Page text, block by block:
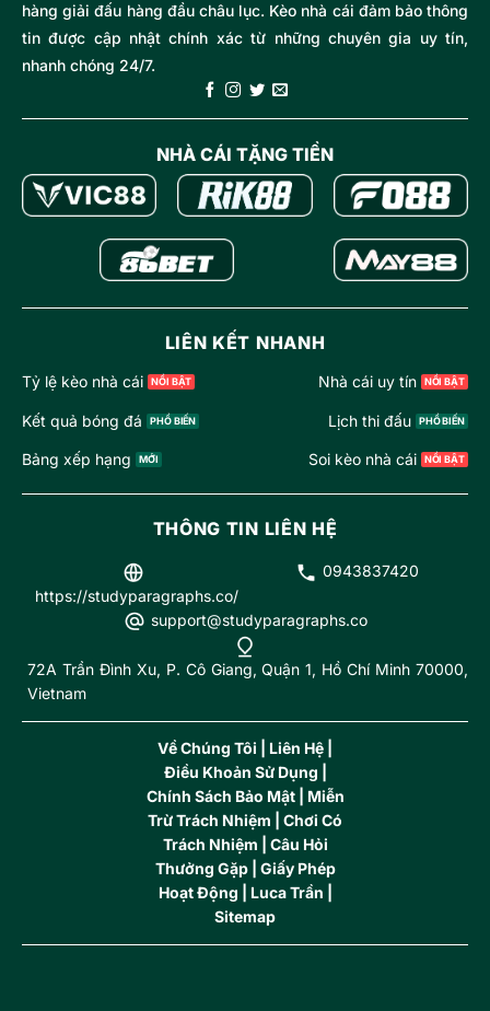
hàng giải đấu hàng đầu châu lục. Kèo nhà cái đảm bảo thông
tin được cập nhật chính xác từ những chuyên gia uy tín,
nhanh chóng 24/7.
LIÊN KẾT NHANH
Tỷ lệ kèo nhà cái Nhà cái uy tín
Kết quả bóng đá Lịch thi đấu
Bảng xếp hạng Soi kèo nhà cái
THÔNG TIN LIÊN HỆ
https://studyparagraphs.co/
0943837420
support@studyparagraphs.co
72A Trần Đình Xu, P. Cô Giang, Quận 1, Hồ Chí Minh 70000,
Vietnam
NHÀ CÁI TẶNG TIỀN
Về Chúng Tôi Liên Hệ
Điều Khoản Sử Dụng
Chính Sách Bảo Mật | Miễn
Trừ Trách Nhiệm
Chơi Có
Trách Nhiệm
Câu Hỏi
Thưởng Gặp| Giấy Phép
Hoạt Động
Luca Trần
Sitemap